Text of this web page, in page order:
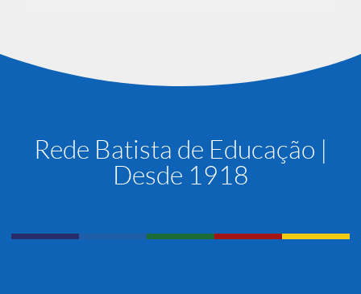
Rede Batista de Educação |
Desde 1918